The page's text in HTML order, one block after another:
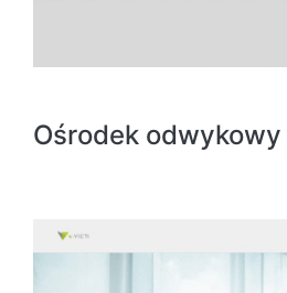
Ośrodek odwykowy